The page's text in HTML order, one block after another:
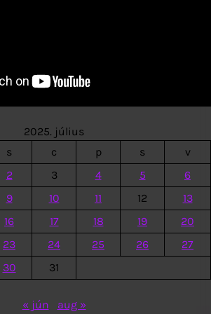
2025. július
s c p s
v
2 3 4 5
6
9 10 11 12
13
16 17 18 19
20
23 24 25 26
27
30 31
« jún aug »